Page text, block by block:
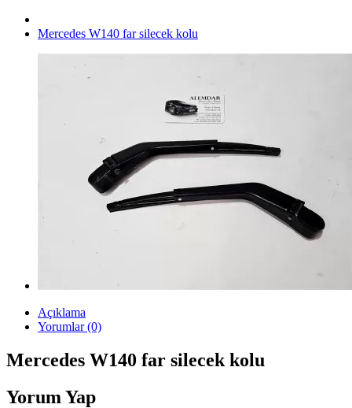
Mercedes W140 far silecek kolu
Açıklama
Yorumlar (0)
Mercedes W140 far silecek kolu
Yorum Yap